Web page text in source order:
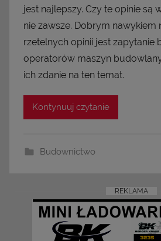
jest najlepszy. Czy te opinie są
nie zawsze. Dobrym nawykiem
rzetelnych opinii jest zapytanie
operatorów maszyn
ich zdanie na ten temat.
Kontynuuj czytanie
Budownictwo
REKLAMA